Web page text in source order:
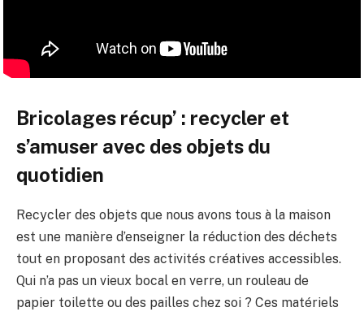
Bricolages récup’ : recycler et
s’amuser avec des objets du
quotidien
Recycler des objets que nous avons tous à la maison
est une manière d’enseigner la réduction des déchets
tout en proposant des activités créatives accessibles.
Qui n’a pas un vieux bocal en verre, un rouleau de
papier toilette ou des pailles chez soi ? Ces matériels